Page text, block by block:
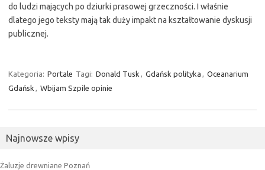
do ludzi mających po dziurki prasowej grzeczności. I właśnie
dlatego jego teksty mają tak duży impakt na kształtowanie dyskusji
publicznej.
Kategoria: Portale Tagi: Donald Tusk , Gdańsk polityka , Oceanarium
Gdańsk , Wbijam Szpile opinie
Najnowsze wpisy
Żaluzje drewniane Poznań